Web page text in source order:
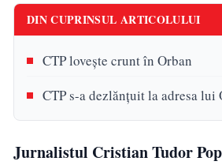
DIN CUPRINSUL ARTICOLULUI
CTP loveşte crunt în Orban
CTP s-a dezlănţuit la adresa lui
Jurnalistul Cristian Tudor